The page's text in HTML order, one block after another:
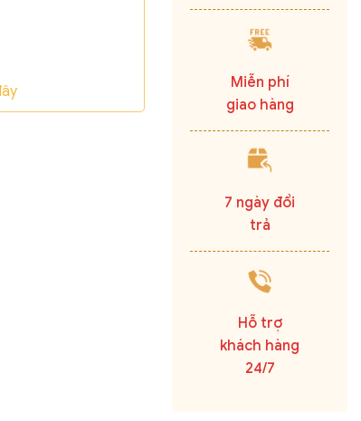
Miễn phí
giao hàng
7 ngày đổi
trả
Hỗ trợ
khách hàng
24/7